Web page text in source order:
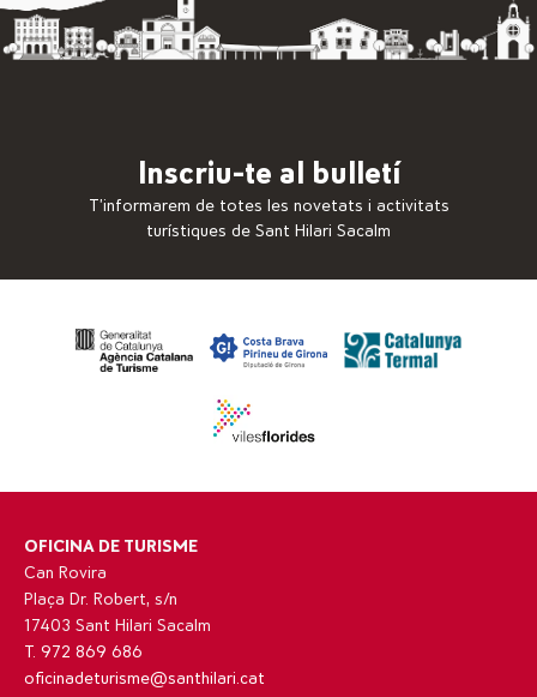
Inscriu-te al bulletí
T’informarem de totes les novetats i activitats
turístiques de Sant Hilari Sacalm
OFICINA DE TURISME
Can Rovira
Plaça Dr. Robert, s/n
17403 Sant Hilari Sacalm
T. 972 869 686
oficinadeturisme@santhilari.cat